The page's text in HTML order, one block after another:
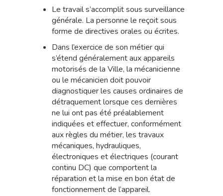
Le travail s’accomplit sous surveillance
générale. La personne le reçoit sous
forme de directives orales ou écrites.
Dans l’exercice de son métier qui
s’étend généralement aux appareils
motorisés de la Ville, la mécanicienne
ou le mécanicien doit pouvoir
diagnostiquer les causes ordinaires de
détraquement lorsque ces dernières
ne lui ont pas été préalablement
indiquées et effectuer, conformément
aux règles du métier, les travaux
mécaniques, hydrauliques,
électroniques et électriques (courant
continu DC) que comportent la
réparation et la mise en bon état de
fonctionnement de l’appareil.